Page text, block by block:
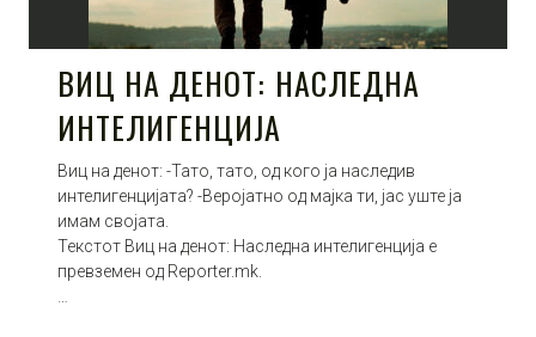
ВИЦ НА ДЕНОТ: НАСЛЕДНА
ИНТЕЛИГЕНЦИЈА
Виц на денот: -Тато, тато, од кого ја наследив
интелигенцијата? -Веројатно од мајка ти, јас уште ја
имам својата.
Текстот Виц на денот: Наследна интелигенција е
превземен од Reporter.mk.